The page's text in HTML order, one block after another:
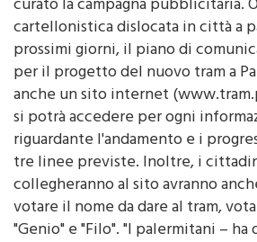
curato la campagna pubblicitaria.
cartellonistica dislocata in città a
prossimi giorni, il piano di
per il progetto del nuovo tram a
anche un sito internet
si potrà accedere per ogni
riguardante l'andamento e i
tre linee previste. Inoltre, i
collegheranno al sito avranno
votare il nome da dare al tram,
"Genio" e "Filo". "I palermitani –